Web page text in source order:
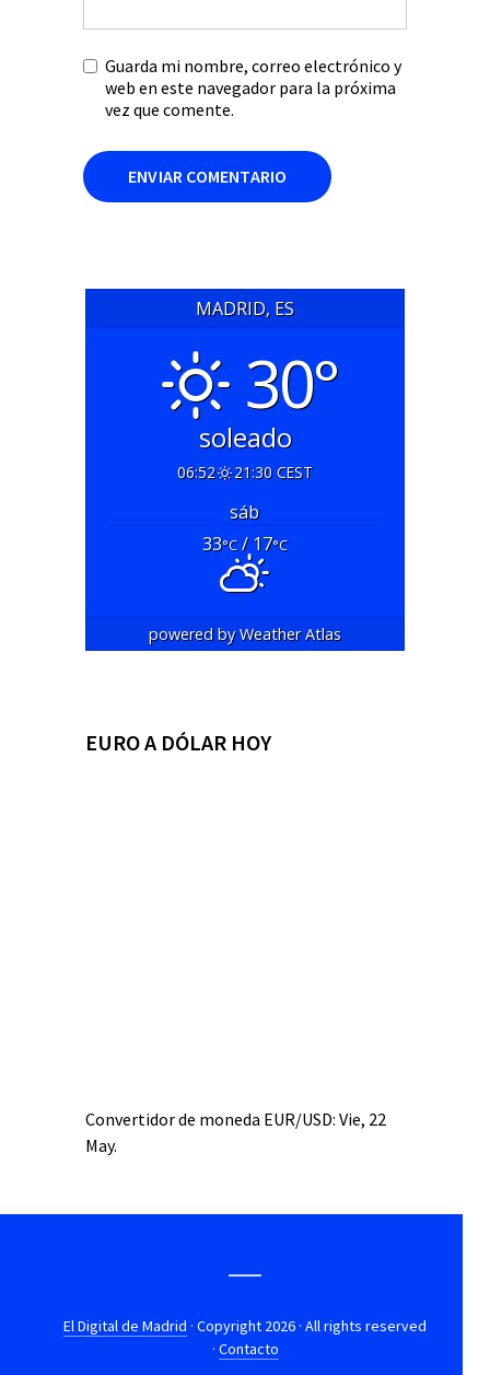
Guarda mi nombre, correo electrónico y
web en este navegador para la próxima
vez que comente.
MADRID, ES
30°
soleado
06:52 21:30 CEST
sáb
33°C/ 17°C
powered byWeather Atlas
EURO A DÓLAR HOY
Convertidor de moneda EUR/USD: Vie, 22
May.
El Digital de Madrid · Copyright 2026 · All rights reserved
· Contacto